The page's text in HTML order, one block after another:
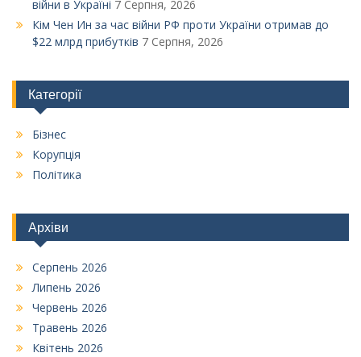
війни в Україні 7 Серпня, 2026
Кім Чен Ин за час війни РФ проти України отримав до
$22 млрд прибутків 7 Серпня, 2026
Категорії
Бізнес
Корупція
Політика
Архіви
Серпень 2026
Липень 2026
Червень 2026
Травень 2026
Квітень 2026